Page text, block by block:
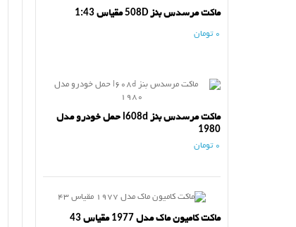
ماکت مرسدس بنز 508D مقیاس 1:43
0 تومان
ماکت مرسدس بنز l608d حمل خودرو مدل
1980
0 تومان
ماکت کامیون ماک مدل 1977 مقیاس 43